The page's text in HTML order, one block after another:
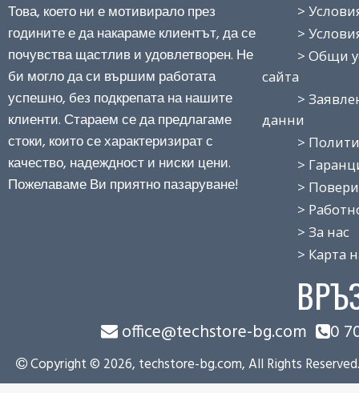
Това, което ни е мотивирало през
годините е да накараме клиентът, да се
почувства щастлив и удовлетворен. Не
би могло да си вършим работата
успешно, без подкрепата на нашите
клиенти. Стараем се да предлагаме
стоки, които се характеризират с
качество, надеждност и ниски цени.
Пожелаваме Ви приятно пазаруване!
> Условия
> Условия
> Общи
сайта
>
данни
>
>
>
> Работно
> За нас
> Карта на
office@techstore-bg.com 0
Copyright © 2026, techstore-bg.com, All Rights Reserved.